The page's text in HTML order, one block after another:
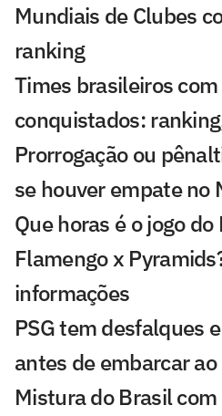
Mundiais de Clubes
ranking
Times brasileiros
conquistados:
Prorrogação ou
se houver empate no
Que horas é o jogo
Flamengo x
informações
PSG tem desfalques
antes de embarcar
Mistura do Brasil